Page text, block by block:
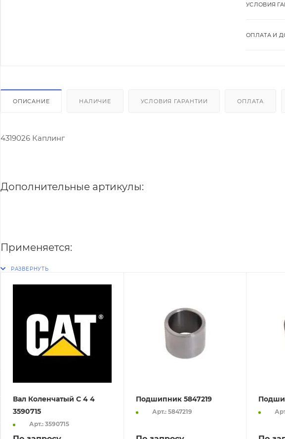
УСЛОВИЯ
ОПЛАТА И
ОПИСАНИЕ НАЛИЧИЕ УСЛОВИЯ ГАРАНТИИ ОПЛАТА
4319026 Каплинг
Дополнительные артикулы:
Применяется:
Вал Коленчатый C 4 4
3590715
Арт.: 3590715
Подшипник 5847219
Арт.: 5847219